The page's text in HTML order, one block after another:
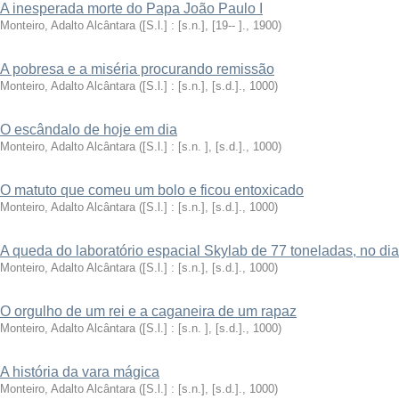
A inesperada morte do Papa João Paulo I
Monteiro, Adalto Alcântara ([S.l.] : [s.n.], [19-- ]., 1900)
A pobresa e a miséria procurando remissão
Monteiro, Adalto Alcântara ([S.l.] : [s.n.], [s.d.]., 1000)
O escândalo de hoje em dia
Monteiro, Adalto Alcântara ([S.l.] : [s.n. ], [s.d.]., 1000)
O matuto que comeu um bolo e ficou entoxicado
Monteiro, Adalto Alcântara ([S.l.] : [s.n.], [s.d.]., 1000)
A queda do laboratório espacial Skylab de 77 toneladas, no
Monteiro, Adalto Alcântara ([S.l.] : [s.n.], [s.d.]., 1000)
O orgulho de um rei e a caganeira de um rapaz
Monteiro, Adalto Alcântara ([S.l.] : [s.n. ], [s.d.]., 1000)
A história da vara mágica
Monteiro, Adalto Alcântara ([S.l.] : [s.n.], [s.d.]., 1000)